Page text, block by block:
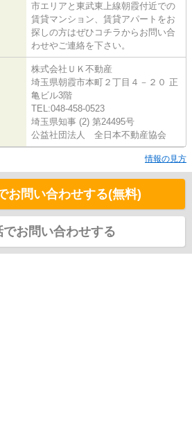
市エリアと東武東上線朝霞付近での
賃貸マンション、賃貸アパートをお
探しの方はぜひコチラからお問い合
わせやご連絡を下さい。
株式会社ＵＫ不動産
埼玉県朝霞市本町２丁目４－２０ 正
亀ビル3階
TEL:048-458-0523
埼玉県知事 (2) 第24495号
公益社団法人 全日本不動産協会
情報の見方
お問い合わせする(無料)
でお問い合わせする